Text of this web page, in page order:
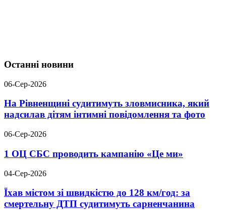
Останні новини
06-Сер-2026
На Рівненщині судитимуть зловмисника, який
надсилав дітям інтимні повідомлення та фото
06-Сер-2026
1 ОЦ СБС проводить кампанію «Це ми»
04-Сер-2026
Їхав містом зі швидкістю до 128 км/год: за
смертельну ДТП судитимуть сарненчанина